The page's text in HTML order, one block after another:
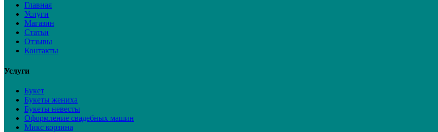
Главная
Услуги
Магазин
Статьи
Отзывы
Контакты
Услуги
Букет
Букеты жениха
Букеты невесты
Оформление свадебных машин
Микс корзина